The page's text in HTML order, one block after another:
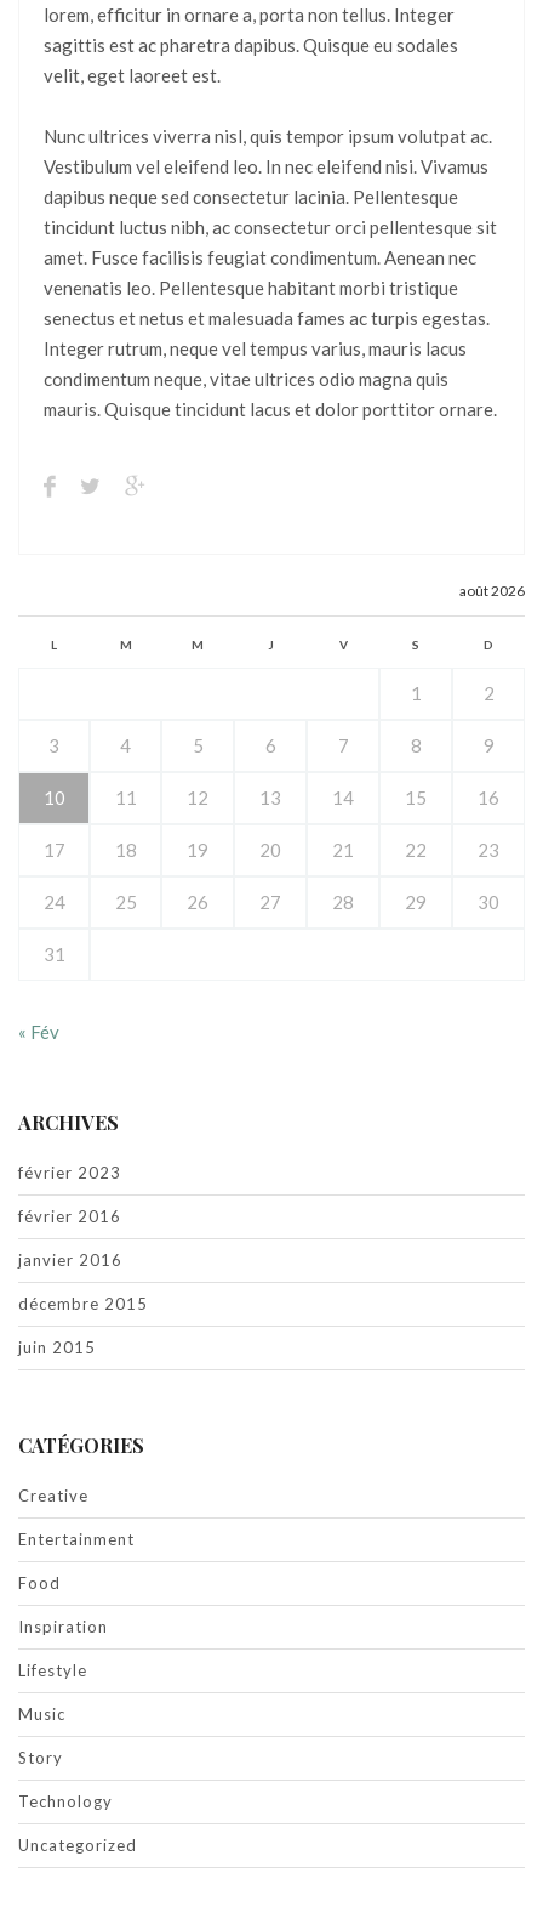
lorem, efficitur in ornare a, porta non tellus. Integer
sagittis est ac pharetra dapibus. Quisque eu sodales
velit, eget laoreet est.
Nunc ultrices viverra nisl, quis tempor ipsum volutpat ac.
Vestibulum vel eleifend leo. In nec eleifend nisi. Vivamus
dapibus neque sed consectetur lacinia. Pellentesque
tincidunt luctus nibh, ac consectetur orci pellentesque sit
amet. Fusce facilisis feugiat condimentum. Aenean nec
venenatis leo. Pellentesque habitant morbi tristique
senectus et netus et malesuada fames ac turpis egestas.
Integer rutrum, neque vel tempus varius, mauris lacus
condimentum neque, vitae ultrices odio magna quis
mauris. Quisque tincidunt lacus et dolor porttitor ornare.
août 2026
L M M J V S D
1 2
3 4 5 6 7 8 9
10 11 12 13 14 15 16
17 18 19 20 21 22 23
24 25 26 27 28 29 30
31
« Fév
ARCHIVES
février 2023
février 2016
janvier 2016
décembre 2015
juin 2015
CATÉGORIES
Creative
Entertainment
Food
Inspiration
Lifestyle
Music
Story
Technology
Uncategorized